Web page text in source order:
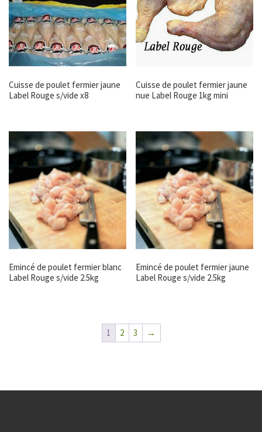
Cuisse de poulet fermier jaune
Label Rouge s/vide x8
Cuisse de poulet fermier jaune
nue Label Rouge 1kg mini
Emincé de poulet fermier blanc
Label Rouge s/vide 2.5kg
Emincé de poulet fermier jaune
Label Rouge s/vide 2.5kg
1 2 3 →